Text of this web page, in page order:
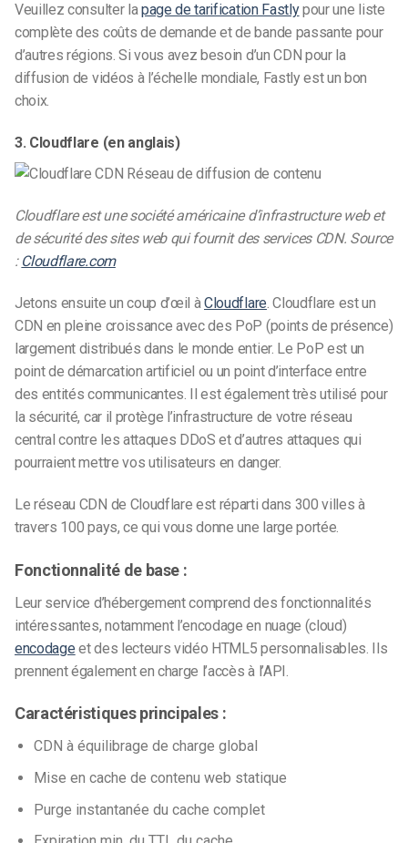
Veuillez consulter lapage de tarification Fastlypour une liste
complète des coûts de demande et de bande passante pour
d’autres régions. Si vous avez besoin d’un CDN pour la
diffusion de vidéos à l’échelle mondiale, Fastly est un bon
choix.
3. Cloudflare (en anglais)
Cloudflare est une société américaine d’infrastructure web et
de sécurité des sites web qui fournit des services CDN. Source
: Cloudflare.com
Jetons ensuite un coup d’œil àCloudflare. Cloudflare est un
CDN en pleine croissance avec des PoP (points de présence)
largement distribués dans le monde entier. Le PoP est un
point de démarcation artificiel ou un point d’interface entre
des entités communicantes. Il est également très utilisé pour
la sécurité, car il protège l’infrastructure de votre réseau
central contre les attaques DDoS et d’autres attaques qui
pourraient mettre vos utilisateurs en danger.
Le réseau CDN de Cloudflare est réparti dans 300 villes à
travers 100 pays, ce qui vous donne une large portée.
Fonctionnalité de base :
Leur service d’hébergement comprend des fonctionnalités
intéressantes, notamment l’encodage en nuage (cloud)
encodage et des lecteurs vidéo HTML5 personnalisables. Ils
prennent également en charge l’accès à l’API.
Caractéristiques principales :
CDN à équilibrage de charge global
Mise en cache de contenu web statique
Purge instantanée du cache complet